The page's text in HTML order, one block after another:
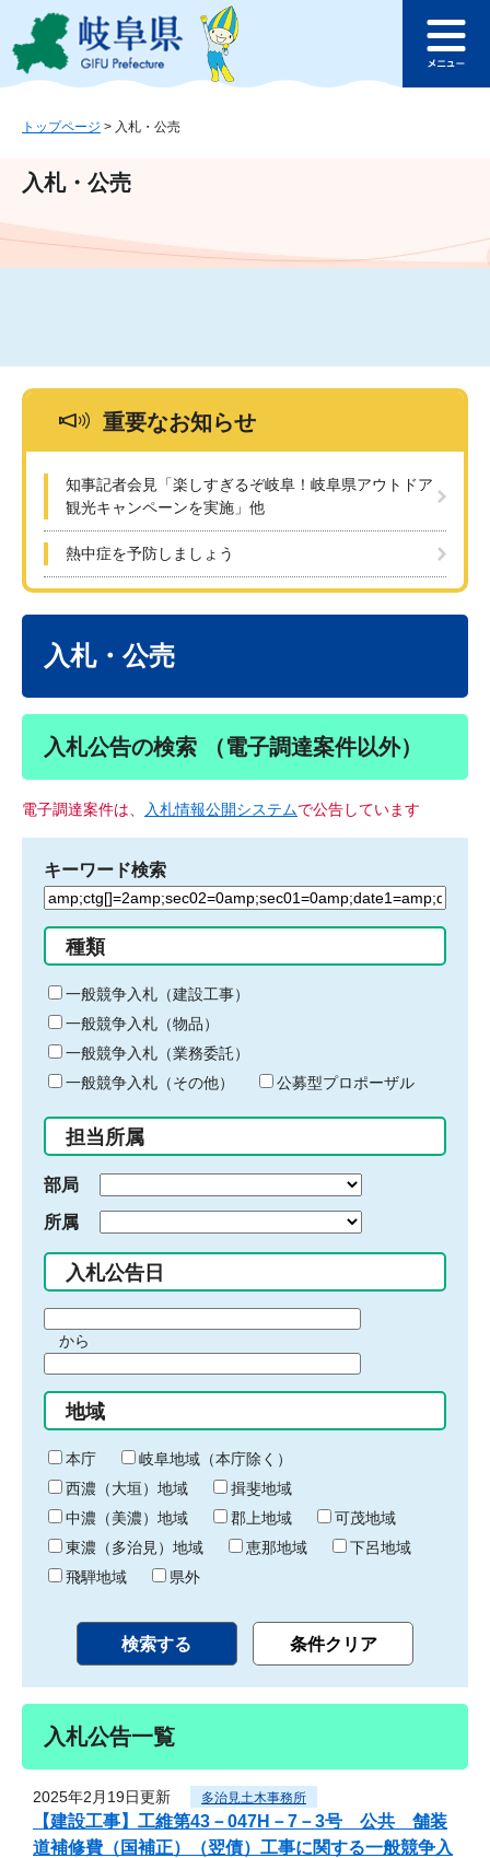
ジ
ュ
文
このページの本文へ
ュ
トップページ > 入札・公売
入札・公売
重要なお知らせ
知事記者会見「楽しすぎるぞ岐阜！岐阜県アウトドア
観光キャンペーンを実施」他
熱中症を予防しましょう
入札・公売
入札公告の検索 （電子調達案件以外）
電子調達案件は、 入札情報公開システムで公告しています
キーワード検索
検
る
キ
ー
ワ
ー
ド
入
力
種類
一般競争入札（建設工事）
一般競争入札（物品）
一般競争入札（業務委託）
一般競争入札（その他）
公募型プロポーザル
担当所属
部局
所属
入札公告日
間
始
り
から
間
終
わ
り
地域
本庁
岐阜地域（本庁除く）
西濃（大垣）地域
揖斐地域
中濃（美濃）地域
郡上地域
可茂地域
東濃（多治見）地域
恵那地域
下呂地域
飛騨地域
県外
入札公告一覧
2025年2月19日更新 多治見土木事務所
【建設工事】工維第43－047H－7－3号 公共 舗装
道補修費（国補正）（翌債）工事に関する一般競争入